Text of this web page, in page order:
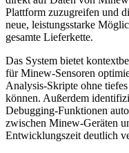
Plattform zuzugreifen und
neue, leistungsstarke
gesamte Lieferkette.
Das System bietet
für Minew-Sensoren
Analysis-Skripte ohne
können. Außerdem
Debugging-Funktionen
zwischen Minew-Geräten
Entwicklungszeit deutlich